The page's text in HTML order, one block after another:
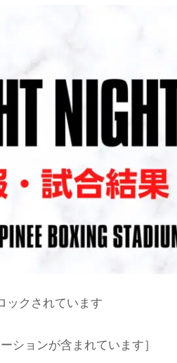
ックされています
ションが含まれています］